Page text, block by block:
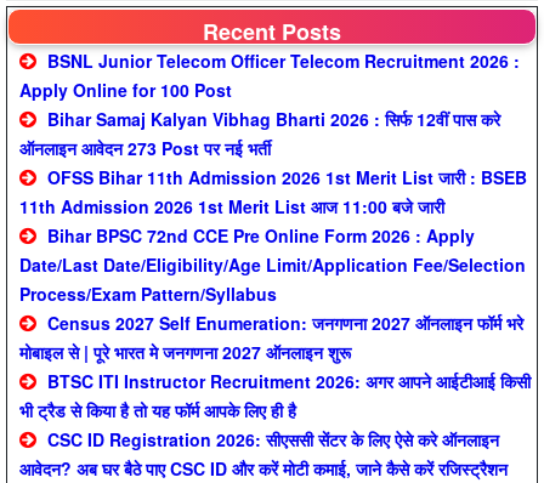
Recent Posts
BSNL Junior Telecom Officer Telecom Recruitment 2026 :
Apply Online for 100 Post
Bihar Samaj Kalyan Vibhag Bharti 2026 : सिर्फ 12वीं पास करे
ऑनलाइन आवेदन 273 Post पर नई भर्ती
OFSS Bihar 11th Admission 2026 1st Merit List जारी : BSEB
11th Admission 2026 1st Merit List आज 11:00 बजे जारी
Bihar BPSC 72nd CCE Pre Online Form 2026 : Apply
Date/Last Date/Eligibility/Age Limit/Application Fee/Selection
Process/Exam Pattern/Syllabus
Census 2027 Self Enumeration: जनगणना 2027 ऑनलाइन फॉर्म भरे
मोबाइल से | पूरे भारत मे जनगणना 2027 ऑनलाइन शुरू
BTSC ITI Instructor Recruitment 2026: अगर आपने आईटीआई किसी
भी ट्रैड से किया है तो यह फॉर्म आपके लिए ही है
CSC ID Registration 2026: सीएससी सेंटर के लिए ऐसे करे ऑनलाइन
आवेदन? अब घर बैठे पाए CSC ID और करें मोटी कमाई, जाने कैसे करें रजिस्ट्रैशन